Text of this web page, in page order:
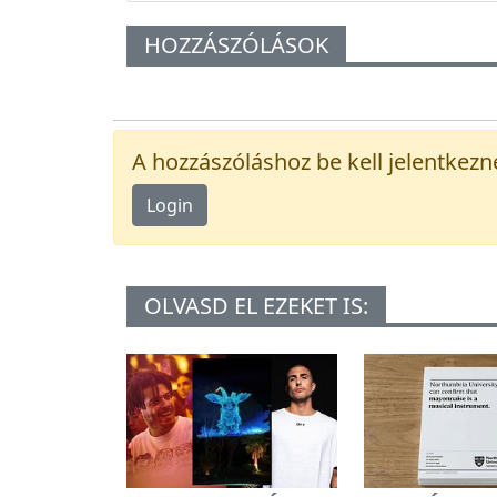
HOZZÁSZÓLÁSOK
A hozzászóláshoz be kell
Login
OLVASD EL EZEKET IS: